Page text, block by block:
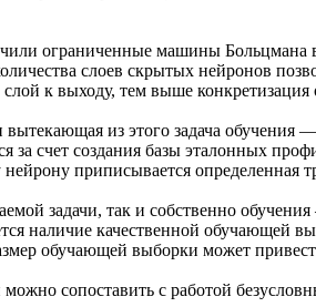
ограниченные машины
слоев скрытых нейронов
к выходу, тем выше конкретизация
из этого задача
за счет создания базы эталонных
приписывается определенная
задачи, так и собственно
наличие качественной обучающей
обучающей выборки может
сопоставить с работой